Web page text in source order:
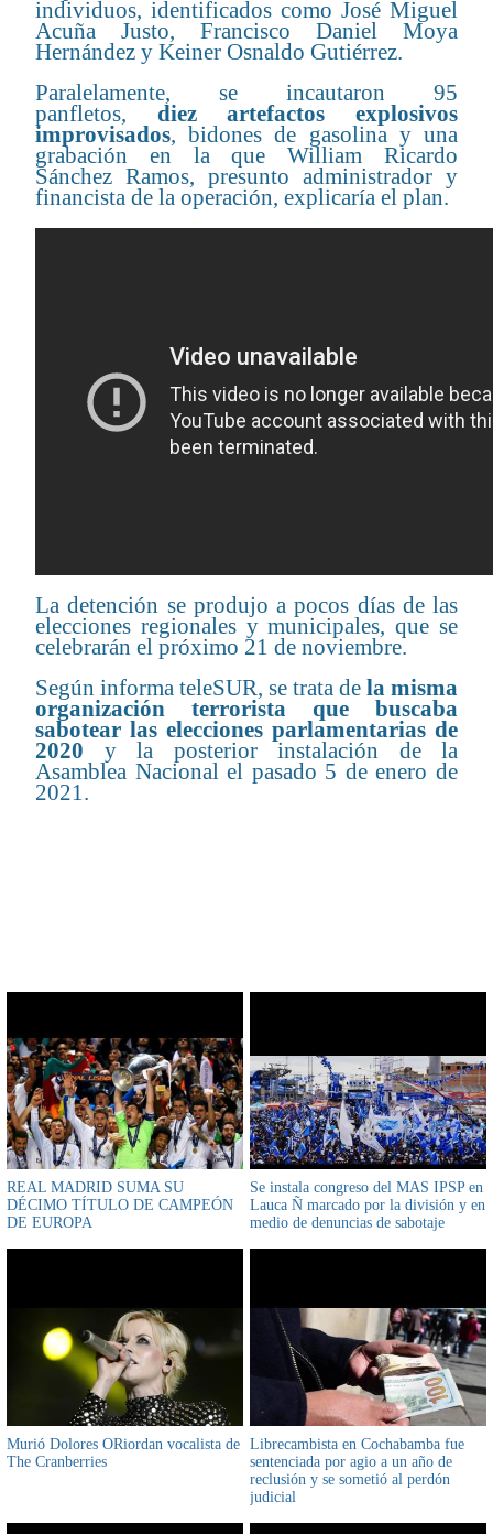
individuos, identificados como José Miguel
Acuña Justo, Francisco Daniel Moya
Hernández y Keiner Osnaldo Gutiérrez.
Paralelamente, se incautaron 95
panfletos, diez artefactos explosivos
improvisados, bidones de gasolina y una
grabación en la que William Ricardo
Sánchez Ramos, presunto administrador y
financista de la operación, explicaría el plan.
La detención se produjo a pocos días de las
elecciones regionales y municipales, que se
celebrarán el próximo 21 de noviembre.
Según informa teleSUR, se trata de la misma
organización terrorista que buscaba
sabotear las elecciones parlamentarias de
2020 y la posterior instalación de la
Asamblea Nacional el pasado 5 de enero de
2021.
REAL MADRID SUMA SU
DÉCIMO TÍTULO DE CAMPEÓN
DE EUROPA
Se instala congreso del MAS IPSP en
Lauca Ñ marcado por la división y en
medio de denuncias de sabotaje
Murió Dolores ORiordan vocalista de
The Cranberries
Librecambista en Cochabamba fue
sentenciada por agio a un año de
reclusión y se sometió al perdón
judicial